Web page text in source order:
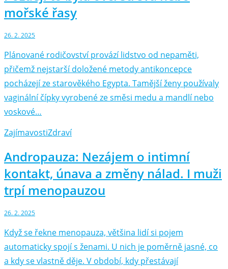
mořské řasy
26. 2. 2025
Plánované rodičovství provází lidstvo od nepaměti,
přičemž nejstarší doložené metody antikoncepce
pocházejí ze starověkého Egypta. Tamější ženy používaly
vaginální čípky vyrobené ze směsi medu a mandlí nebo
voskové…
ZajímavostiZdraví
Andropauza: Nezájem o intimní
kontakt, únava a změny nálad. I muži
trpí menopauzou
26. 2. 2025
Když se řekne menopauza, většina lidí si pojem
automaticky spojí s ženami. U nich je poměrně jasné, co
a kdy se vlastně děje. V období, kdy přestávají